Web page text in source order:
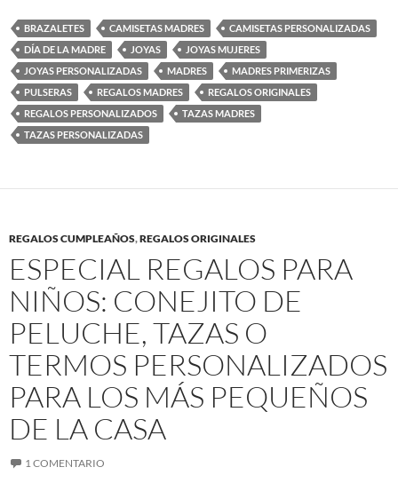
BRAZALETES CAMISETAS MADRES
CAMISETAS PERSONALIZADAS
DÍA DE LA MADRE
JOYAS
JOYAS MUJERES
JOYAS PERSONALIZADAS
MADRES
MADRES PRIMERIZAS
PULSERAS
REGALOS MADRES
REGALOS ORIGINALES
REGALOS PERSONALIZADOS
TAZAS MADRES
TAZAS PERSONALIZADAS
REGALOS CUMPLEAÑOS,REGALOS ORIGINALES
ESPECIAL REGALOS PARA
NIÑOS: CONEJITO DE
PELUCHE, TAZAS O
TERMOS PERSONALIZADOS
PARA LOS MÁS PEQUEÑOS
DE LA CASA
1 COMENTARIO